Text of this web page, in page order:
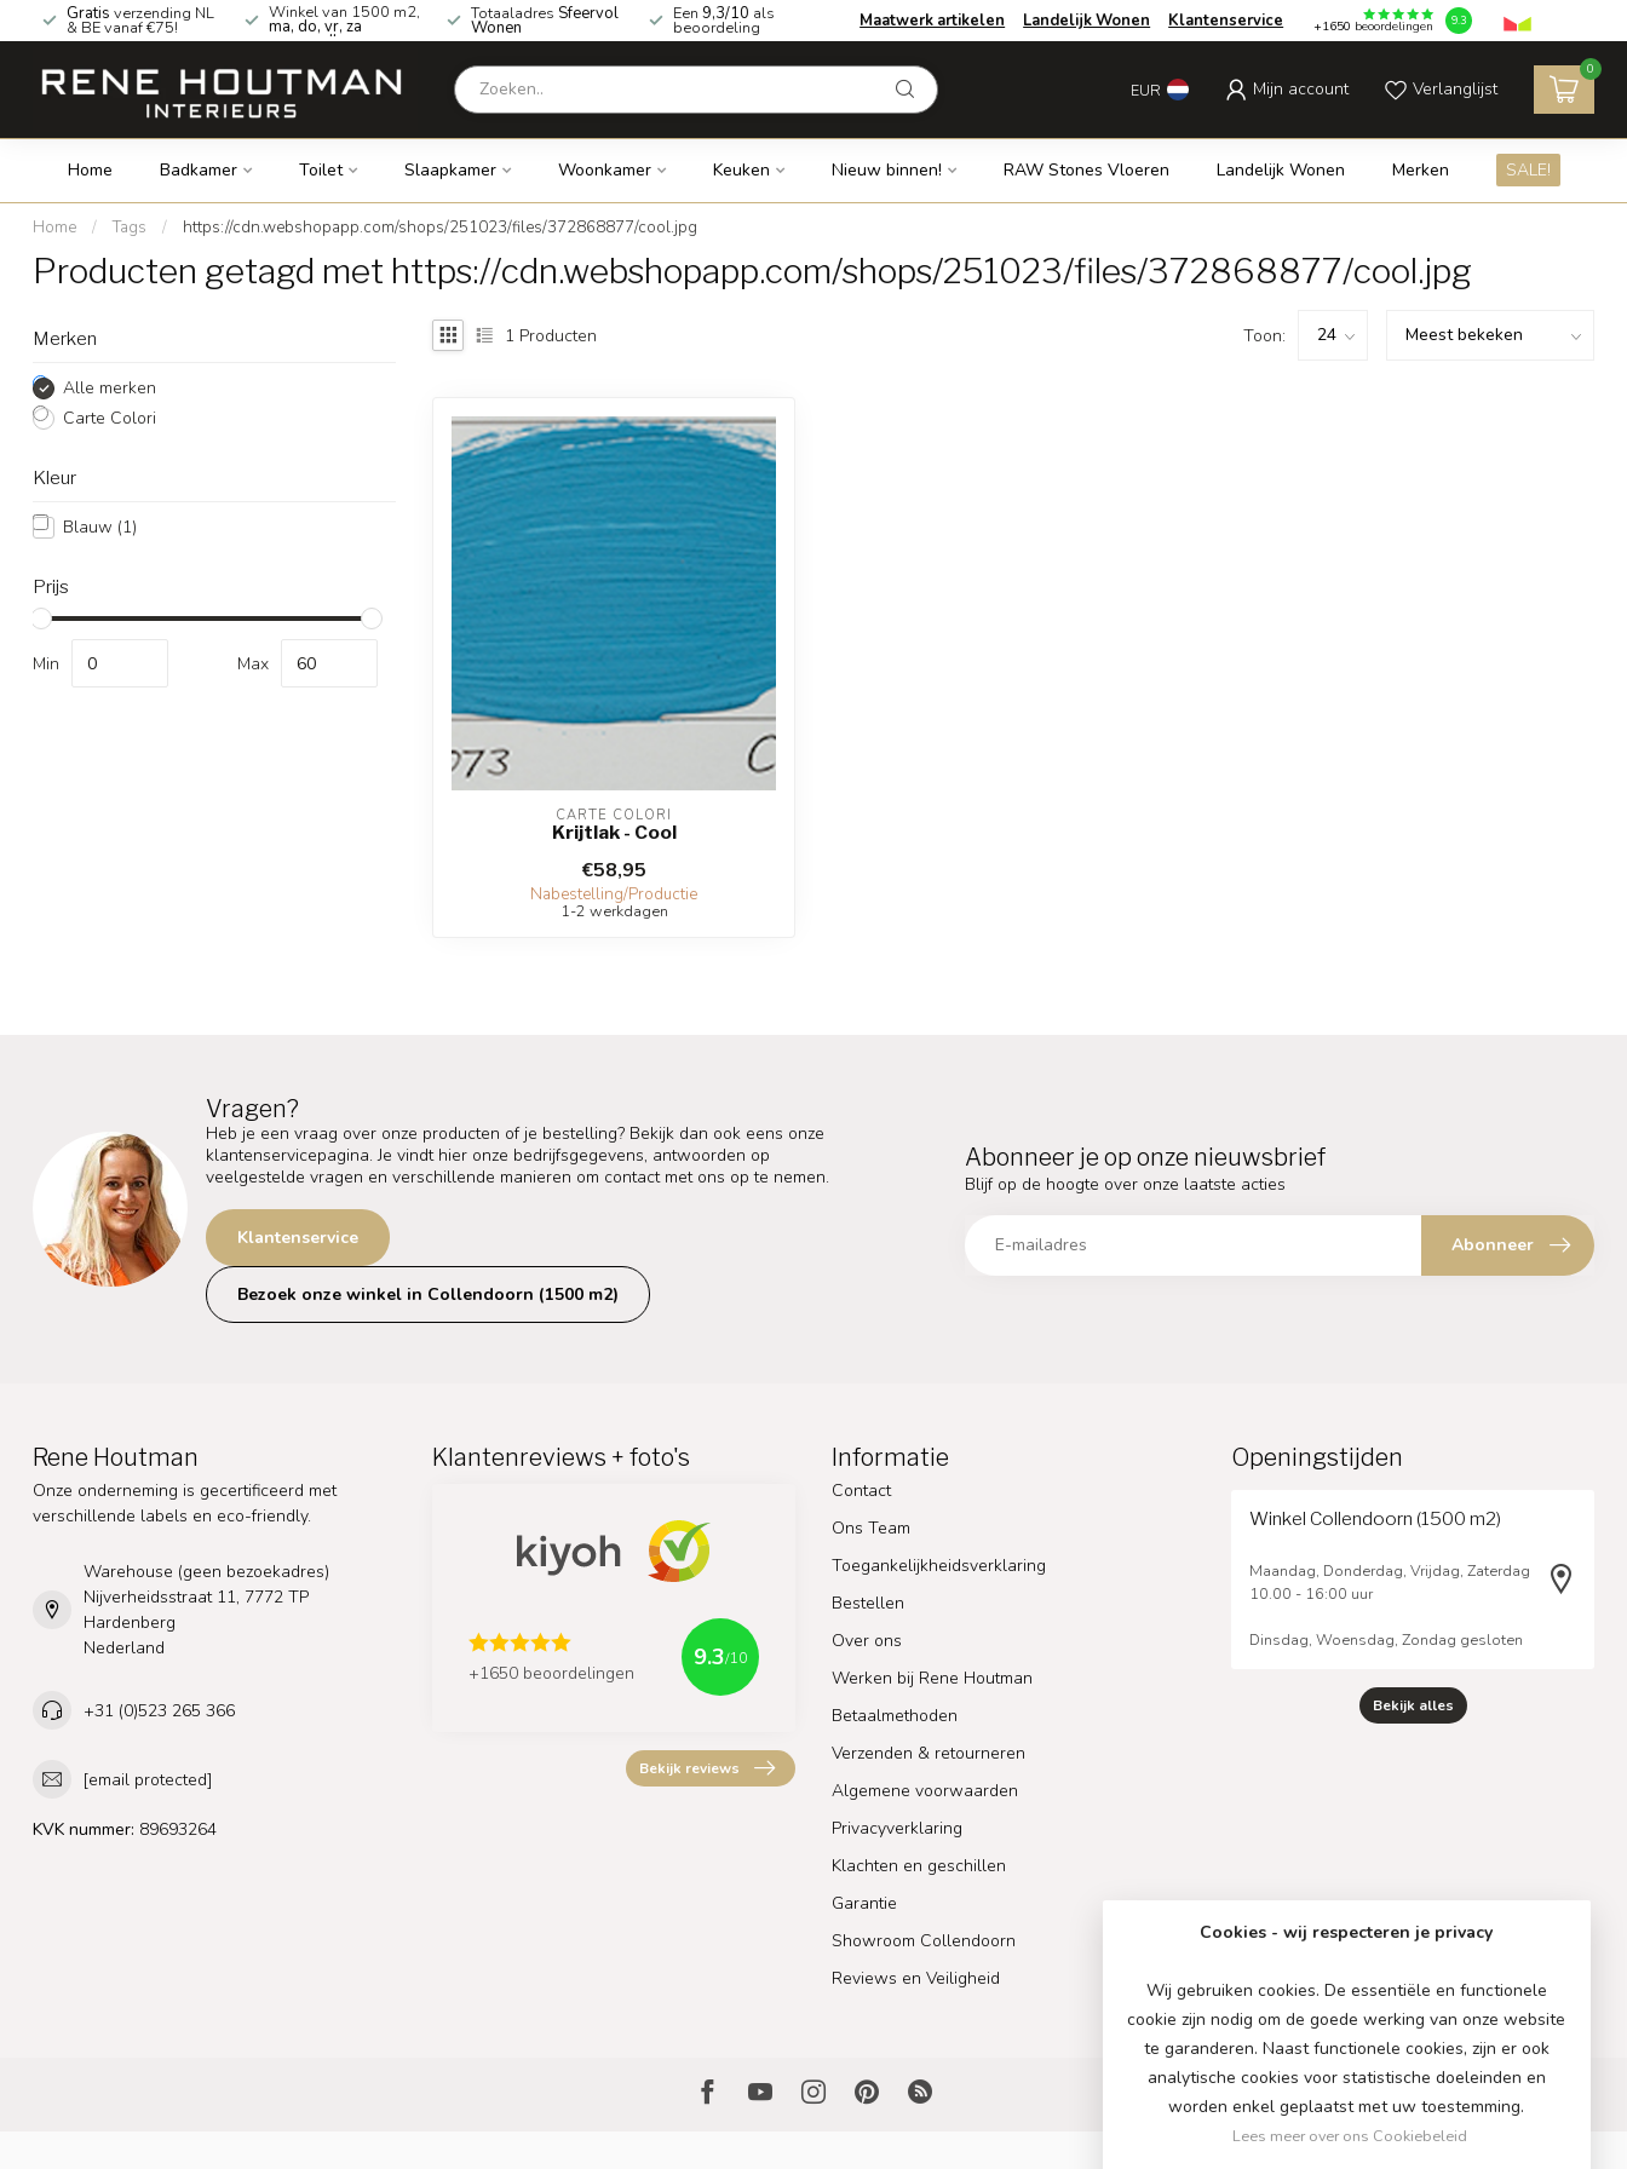
Gratis verzending NL
& BE vanaf €75!
Winkel van 1500 m2,
ma, do, vr, za
geopend!
Totaaladres Sfeervol
Wonen
Een 9,3/10 als
beoordeling Maatwerk artikelen Landelijk Wonen Klantenservice +1650 beoordelingen 9.3
EUR Mijn account Verlanglijst
0
Home Badkamer Toilet Slaapkamer Woonkamer Keuken Nieuw binnen! RAW Stones Vloeren Landelijk Wonen Merken SALE!
Home / Tags / https://cdn.webshopapp.com/shops/251023/files/372868877/cool.jpg
Producten getagd met https://cdn.webshopapp.com/shops/251023/files/372868877/cool.jpg
Merken
Alle merken
Carte Colori
Kleur
Blauw (1)
Prijs
Min Max
1 Producten Toon:
CARTE COLORI
Krijtlak - Cool
€58,95
Nabestelling/Productie
1-2 werkdagen
Vragen?
Heb je een vraag over onze producten of je bestelling? Bekijk dan ook eens onze
klantenservicepagina. Je vindt hier onze bedrijfsgegevens, antwoorden op
veelgestelde vragen en verschillende manieren om contact met ons op te nemen.
Klantenservice
Bezoek onze winkel in Collendoorn (1500 m2)
Abonneer je op onze nieuwsbrief
Blijf op de hoogte over onze laatste acties
Abonneer
Rene Houtman
Onze onderneming is gecertificeerd met
verschillende labels en eco-friendly.
Warehouse (geen bezoekadres)
Nijverheidsstraat 11, 7772 TP
Hardenberg
Nederland
+31 (0)523 265 366
[email protected]
KVK nummer: 89693264
Klantenreviews + foto's
+1650 beoordelingen
9.3/10
Bekijk reviews
Informatie
Contact
Ons Team
Toegankelijkheidsverklaring
Bestellen
Over ons
Werken bij Rene Houtman
Betaalmethoden
Verzenden & retourneren
Algemene voorwaarden
Privacyverklaring
Klachten en geschillen
Garantie
Showroom Collendoorn
Reviews en Veiligheid
Openingstijden
Winkel Collendoorn (1500 m2)
Maandag, Donderdag, Vrijdag, Zaterdag
10.00 - 16:00 uur
Dinsdag, Woensdag, Zondag gesloten
Bekijk alles
Cookies - wij respecteren je privacy
Wij gebruiken cookies. De essentiële en functionele
cookie zijn nodig om de goede werking van onze website
te garanderen. Naast functionele cookies, zijn er ook
analytische cookies voor statistische doeleinden en
worden enkel geplaatst met uw toestemming.
Lees meer over ons Cookiebeleid